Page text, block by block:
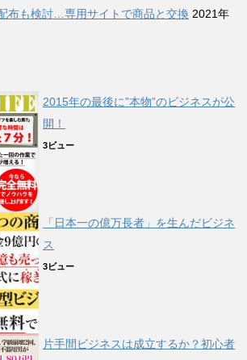
布も検討…専用サイトで商品と交換 2021年
2015年の最後に”本物”のビジネスが公
開！
3ビュー
「日本一の億万長者」を生んだビジネ
ス
3ビュー
片手間ビジネスは成立するか？初心者